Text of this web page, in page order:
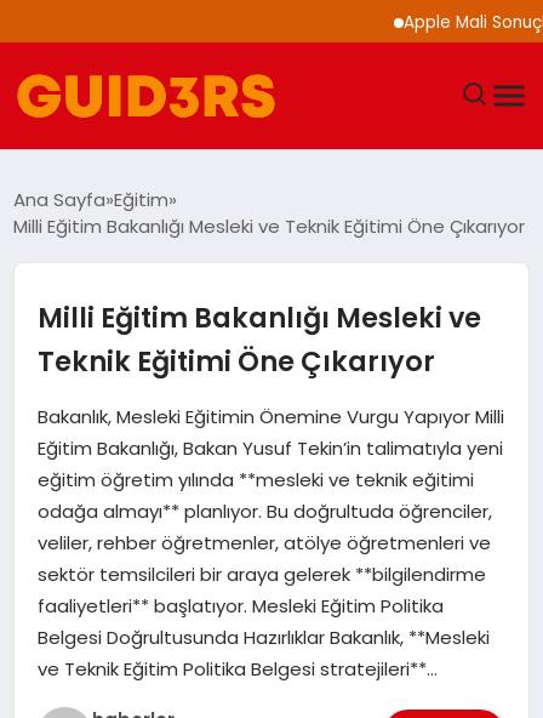
Apple Mali
YAŞAM
TEKNOLOJI
SPOR
SAĞLIK
EKONOMI
MAGAZIN
EĞITIM
Ana Sayfa Eğitim
Milli Eğitim Bakanlığı Mesleki ve Teknik Eğitimi Öne Çıkarıyor
Milli Eğitim Bakanlığı Mesleki ve
Teknik Eğitimi Öne Çıkarıyor
Bakanlık, Mesleki Eğitimin Önemine Vurgu Yapıyor Milli
Eğitim Bakanlığı, Bakan Yusuf Tekin’in talimatıyla yeni
eğitim öğretim yılında **mesleki ve teknik eğitimi
odağa almayı** planlıyor. Bu doğrultuda öğrenciler,
veliler, rehber öğretmenler, atölye öğretmenleri ve
sektör temsilcileri bir araya gelerek **bilgilendirme
faaliyetleri** başlatıyor. Mesleki Eğitim Politika
Belgesi Doğrultusunda Hazırlıklar Bakanlık, **Mesleki
ve Teknik Eğitim Politika Belgesi stratejileri**…